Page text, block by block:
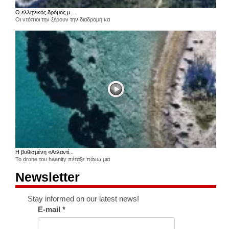
Ο ελληνικός δρόμος μ...
Οι ντόπιοι την ξέρουν την διαδρομή κα
Η βυθισμένη «Ατλαντί...
Το drone του haanity πέταξε πάνω μια
Newsletter
Stay informed on our latest news!
E-mail*